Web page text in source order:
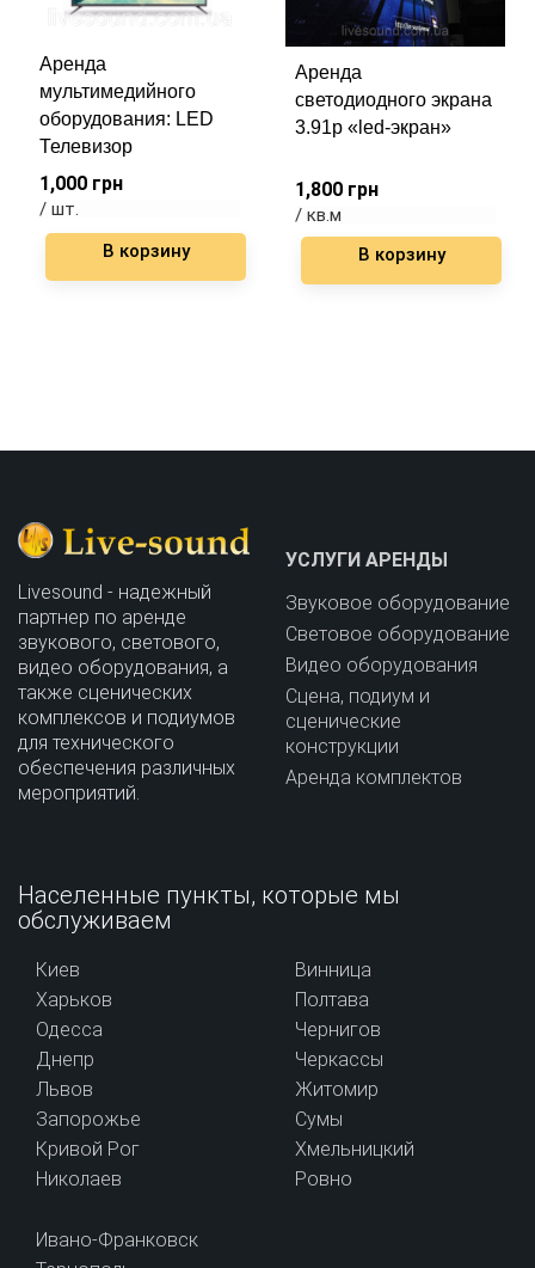
Аренда
мультимедийного
оборудования: LED
Телевизор
1,000 грн
/ шт.
В корзину
Аренда
светодиодного экрана
3.91p «led-экран»
1,800 грн
/ кв.м
В корзину
Livesound - надежный
партнер по аренде
звукового, светового,
видео оборудования, а
также сценических
комплексов и подиумов
для технического
обеспечения различных
мероприятий.
УСЛУГИ АРЕНДЫ
Звуковое оборудование
Световое оборудование
Видео оборудования
Сцена, подиум и
сценические
конструкции
Аренда комплектов
Населенные пункты, которые мы
обслуживаем
Киев
Харьков
Одесса
Днепр
Львов
Запорожье
Кривой Рог
Николаев
Винница
Полтава
Чернигов
Черкассы
Житомир
Сумы
Хмельницкий
Ровно
Ивано-Франковск